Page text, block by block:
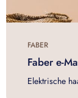
FABER
Faber e-
Elektrische